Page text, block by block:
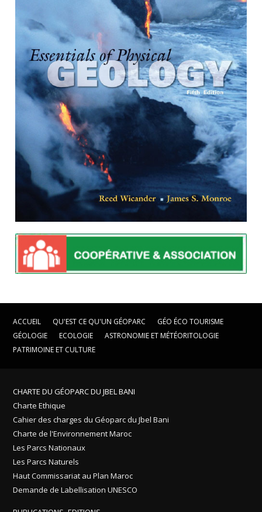
ACCUEIL QU'EST CE QU'UN GÉOPARC
GÉO ÉCO TOURISME
GÉOLOGIE
ECOLOGIE
ASTRONOMIE ET MÉTÉORITOLOGIE
PATRIMOINE ET CULTURE
CHARTE DU GÉOPARC DU JBEL BANI
Charte Ethique
Cahier des charges du Géoparc du Jbel Bani
Charte de l'Environnement Maroc
Les Parcs Nationaux
Les Parcs Naturels
Haut Commissariat au Plan Maroc
Demande de Labellisation UNESCO